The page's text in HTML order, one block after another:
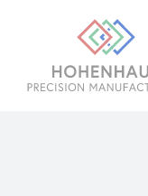
springen